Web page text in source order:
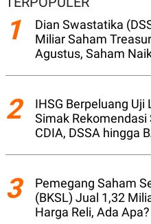
A
K
E
R
I
I
E
L
S
T
A
1
Dian Swastatika
Miliar Saham
Agustus, Saham
2
IHSG Berpeluang Uji
Simak Rekomendasi
CDIA, DSSA hingga
3
Pemegang Saham
(BKSL) Jual 1,32
Harga Reli, Ada Apa?